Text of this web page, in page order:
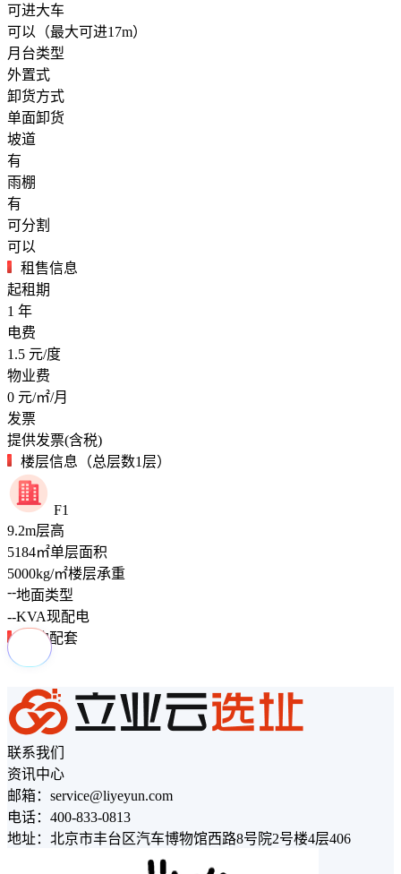
可进大车
可以（最大可进17m）
月台类型
外置式
卸货方式
单面卸货
坡道
有
雨棚
有
可分割
可以
租售信息
起租期
1 年
电费
1.5 元/度
物业费
0 元/㎡/月
发票
提供发票(含税)
楼层信息（总层数1层）
F1
9.2m层高
5184㎡单层面积
5000kg/㎡楼层承重
--地面类型
--KVA现配电
周边配套
联系我们
资讯中心
邮箱：service@liyeyun.com
电话：400-833-0813
地址：北京市丰台区汽车博物馆西路8号院2号楼4层406